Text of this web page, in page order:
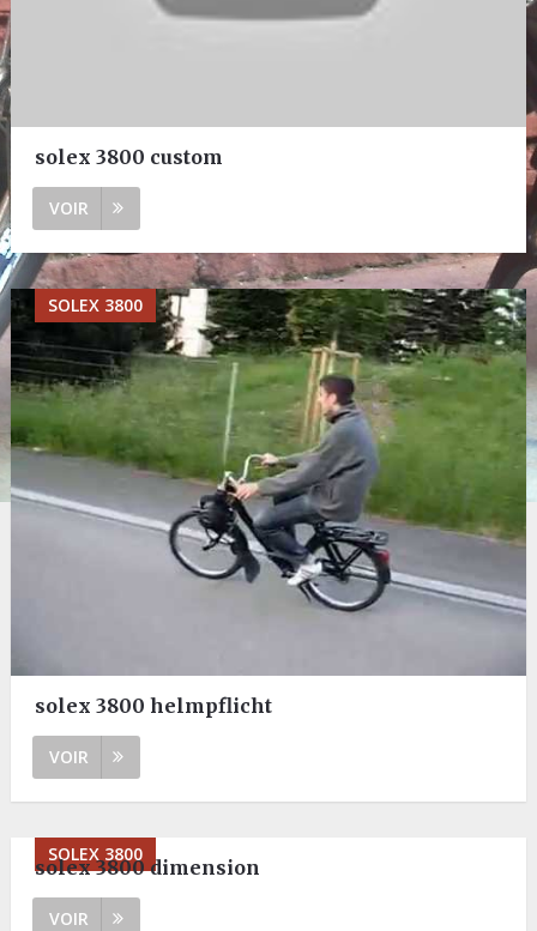
solex 3800 custom
VOIR
SOLEX 3800
solex 3800 helmpflicht
VOIR
SOLEX 3800
solex 3800 dimension
VOIR